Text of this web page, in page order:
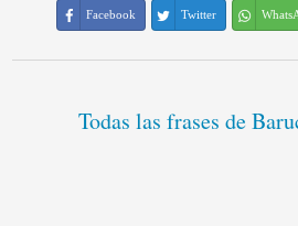
Facebook Twitter
Todas las frases de